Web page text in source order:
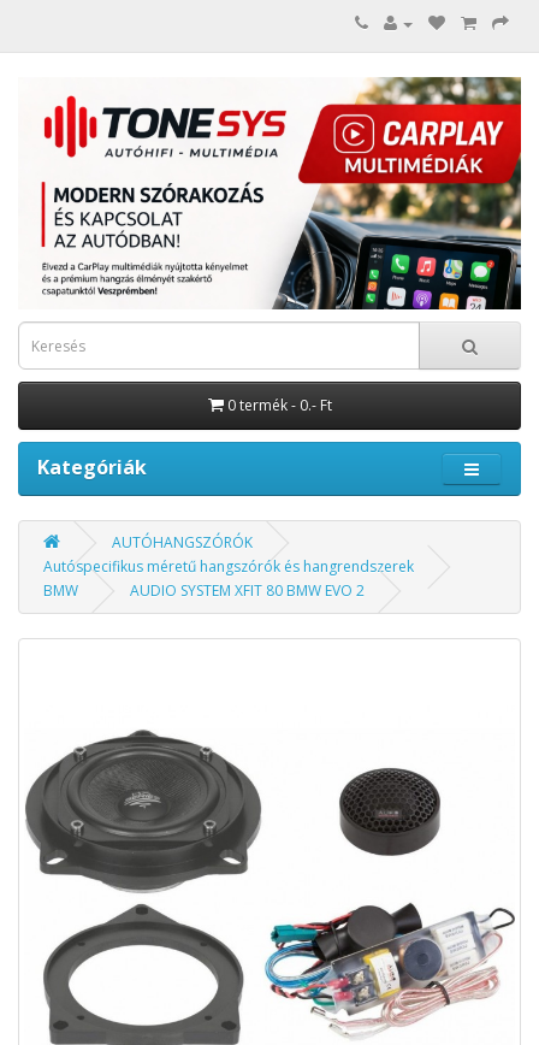
0 termék - 0.- Ft
Kategóriák
AUTÓHANGSZÓRÓK
Autóspecifikus méretű hangszórók és hangrendszerek
BMW
AUDIO SYSTEM XFIT 80 BMW EVO 2